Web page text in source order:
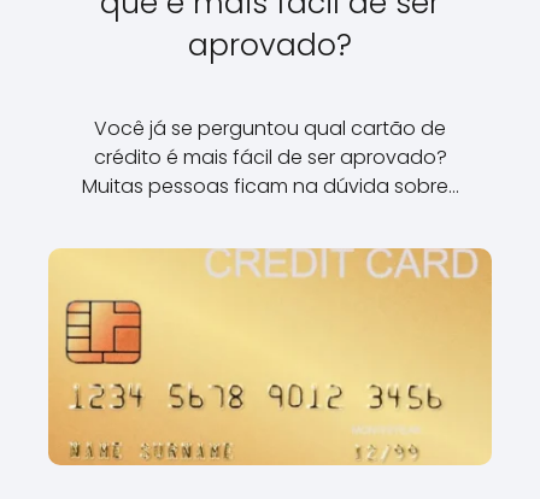
aprovado?
Você já se perguntou qual cartão de
crédito é mais fácil de ser aprovado?
Muitas pessoas ficam na dúvida sobre…